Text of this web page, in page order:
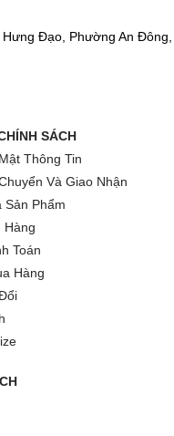
Đạo, Phường An
SÁCH
Thông Tin
Và Giao Nhận
Sản Phẩm
Hàng
Toán
Hàng